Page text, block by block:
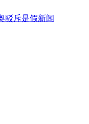
驳斥是假新闻